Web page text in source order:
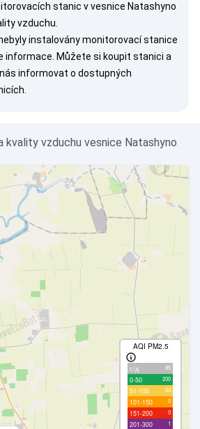
stanic v vesnice Natashyno
vzduchu.
instalovány monitorovací stanice
informace. Můžete si koupit stanici a
informovat o dostupných
kvality vzduchu vesnice Natashyno
AQI PM2.5
с/д 85
0-50 200
51-100 64
101-150 0
151-200 0
201-300 1